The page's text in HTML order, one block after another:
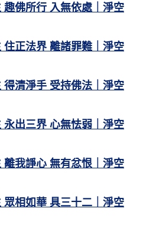
趣佛所行 入無依處｜淨空
住正法界 離諸罪難｜淨空
得清淨手 受持佛法｜淨空
永出三界 心無怯弱｜淨空
離我諍心 無有忿恨｜淨空
眾相如華 具三十二｜淨空